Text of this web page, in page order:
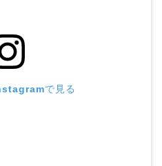
で見る